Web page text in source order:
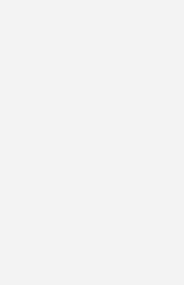
Ein Profiteam erkennt man am
einheitlicher Arbeitskleidung
zu beachten, damit sie auch